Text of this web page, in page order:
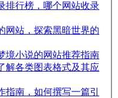
排行榜，哪个网站收录
网站，探索黑暗世界的
境小说的网站推荐指南
解各类图表格式及其应
南，如何撰写一篇引